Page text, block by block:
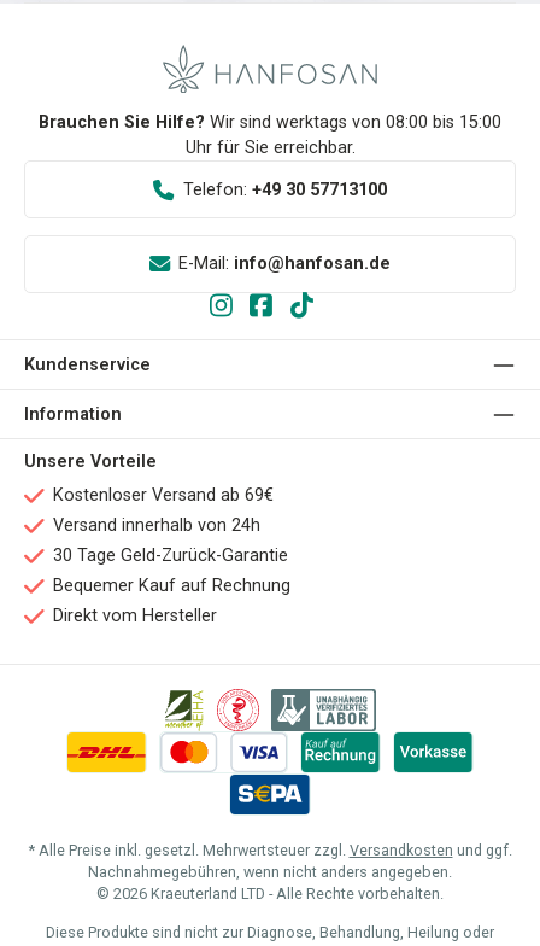
Brauchen Sie Hilfe? Wir sind werktags von 08:00 bis 15:00
Uhr für Sie erreichbar.
Telefon: +49 30 57713100
E-Mail: info@hanfosan.de
Kundenservice
Information
Unsere Vorteile
Kostenloser Versand ab 69€
Versand innerhalb von 24h
30 Tage Geld-Zurück-Garantie
Bequemer Kauf auf Rechnung
Direkt vom Hersteller
* Alle Preise inkl. gesetzl. Mehrwertsteuer zzgl. Versandkosten und ggf.
Nachnahmegebühren, wenn nicht anders angegeben.
© 2026 Kraeuterland LTD - Alle Rechte vorbehalten.
Diese Produkte sind nicht zur Diagnose, Behandlung, Heilung oder